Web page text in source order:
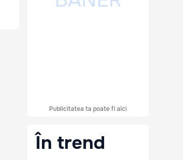
Publicitatea ta poate fi aici
În trend